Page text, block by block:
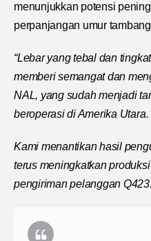
menunjukkan potensi
perpanjangan umur
“Lebar yang tebal dan
memberi semangat dan
NAL, yang sudah menjadi
beroperasi di Amerika Utara.
Kami menantikan hasil
terus meningkatkan
pengiriman pelanggan